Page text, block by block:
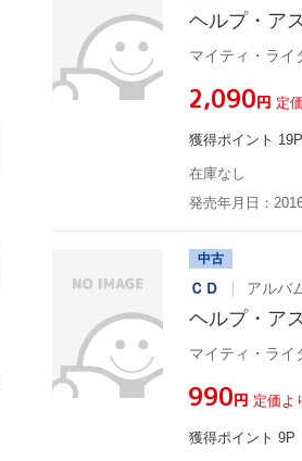
ヘルプ・ア
マイティ・ライ
¥2,090円 定
獲得ポイント 19P
在庫なし
発売年月日：
中古
ＣＤ アルバ
ヘルプ・ア
マイティ・ライ
¥990円 定価よ
獲得ポイント 9P